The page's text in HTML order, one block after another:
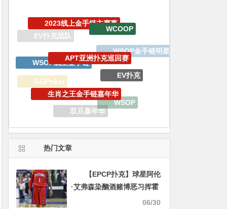
德州扑克
iPhone15 Pro Max无限量赠送
WSOP线上金手链
APT亚洲扑克巡回赛
EV扑克
WSOP
双旦嘉年华
生肖之王金手链嘉年华
热门文章
【EPCP扑克】球星阿伦
·艾弗森染酗酒赌博恶习挥霍
2亿收入后，迎来人生下半场
06/30